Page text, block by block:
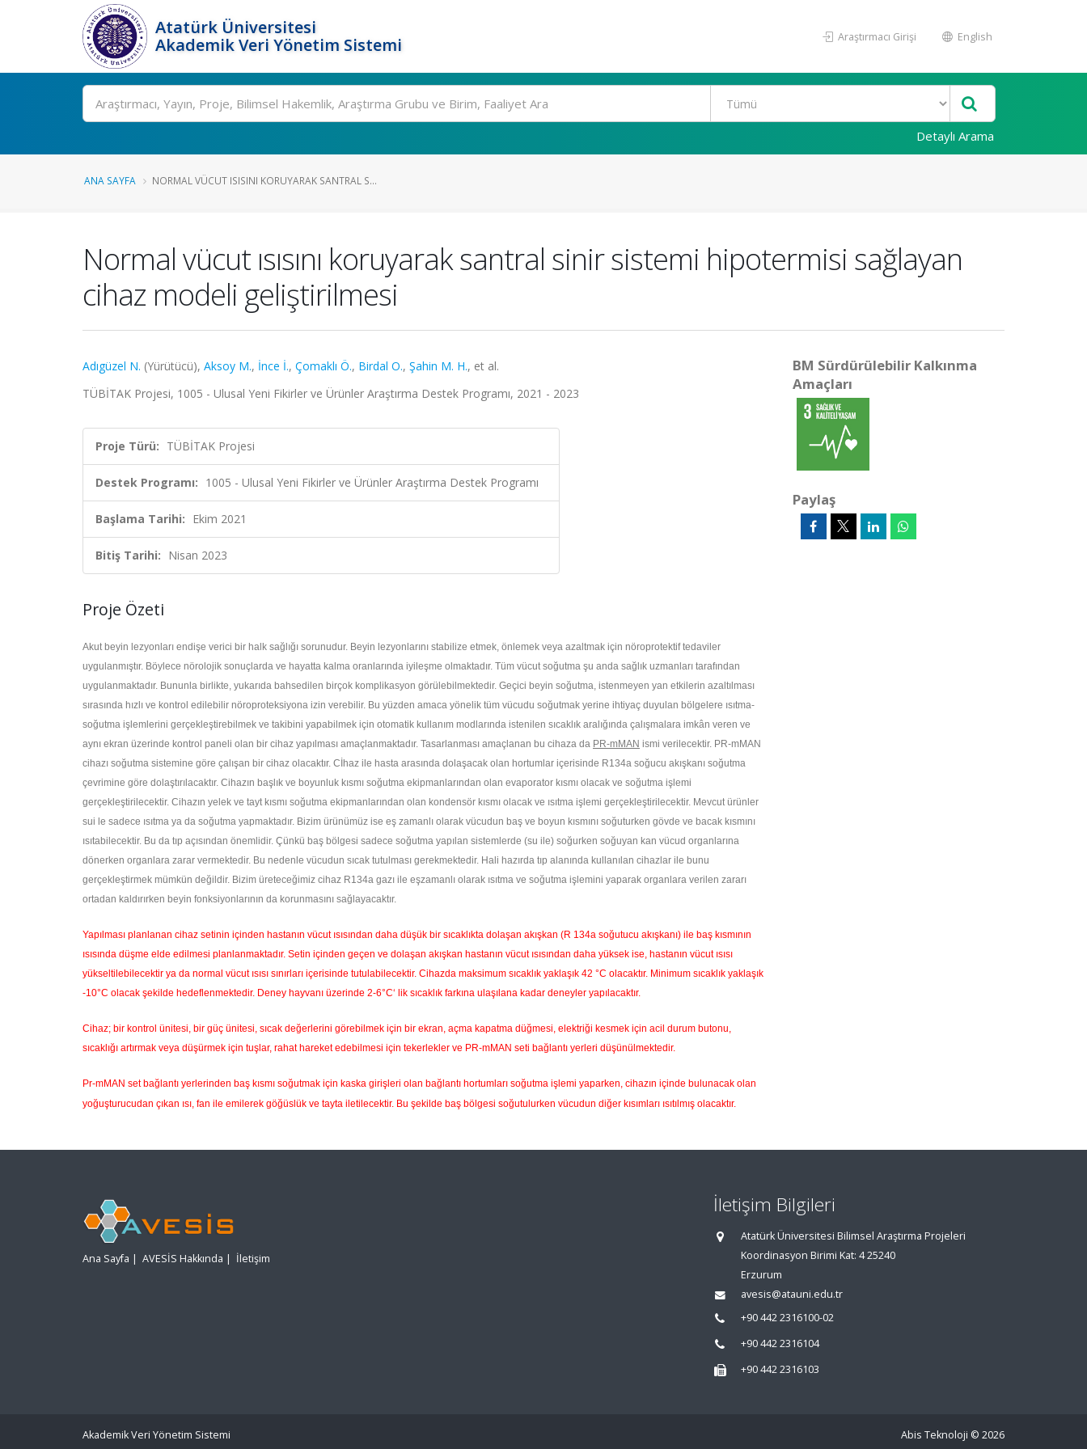
Atatürk Üniversitesi
Akademik Veri Yönetim Sistemi
Araştırmacı Girişi English
Ara
Detaylı Arama
ANA SAYFA NORMAL VÜCUT ISISINI KORUYARAK SANTRAL S...
Normal vücut ısısını koruyarak santral sinir sistemi hipotermisi sağlayan
cihaz modeli geliştirilmesi
Adıgüzel N. (Yürütücü), Aksoy M., İnce İ., Çomaklı Ö., Birdal O., Şahin M. H., et al.
TÜBİTAK Projesi, 1005 - Ulusal Yeni Fikirler ve Ürünler Araştırma Destek Programı, 2021 - 2023
Proje Türü: TÜBİTAK Projesi
Destek Programı: 1005 - Ulusal Yeni Fikirler ve Ürünler Araştırma Destek Programı
Başlama Tarihi: Ekim 2021
Bitiş Tarihi: Nisan 2023
Proje Özeti
Akut beyin lezyonları endişe verici bir halk sağlığı sorunudur. Beyin lezyonlarını stabilize etmek, önlemek veya azaltmak için nöroprotektif tedaviler
uygulanmıştır. Böylece nörolojik sonuçlarda ve hayatta kalma oranlarında iyileşme olmaktadır. Tüm vücut soğutma şu anda sağlık uzmanları tarafından
uygulanmaktadır. Bununla birlikte, yukarıda bahsedilen birçok komplikasyon görülebilmektedir. Geçici beyin soğutma, istenmeyen yan etkilerin azaltılması
sırasında hızlı ve kontrol edilebilir nöroproteksiyona izin verebilir. Bu yüzden amaca yönelik tüm vücudu soğutmak yerine ihtiyaç duyulan bölgelere ısıtma-
soğutma işlemlerini gerçekleştirebilmek ve takibini yapabilmek için otomatik kullanım modlarında istenilen sıcaklık aralığında çalışmalara imkân veren ve
aynı ekran üzerinde kontrol paneli olan bir cihaz yapılması amaçlanmaktadır. Tasarlanması amaçlanan bu cihaza da PR-mMAN ismi verilecektir. PR-mMAN
cihazı soğutma sistemine göre çalışan bir cihaz olacaktır. Cİhaz ile hasta arasında dolaşacak olan hortumlar içerisinde R134a soğucu akışkanı soğutma
çevrimine göre dolaştırılacaktır. Cihazın başlık ve boyunluk kısmı soğutma ekipmanlarından olan evaporator kısmı olacak ve soğutma işlemi
gerçekleştirilecektir. Cihazın yelek ve tayt kısmı soğutma ekipmanlarından olan kondensör kısmı olacak ve ısıtma işlemi gerçekleştirilecektir. Mevcut ürünler
sui le sadece ısıtma ya da soğutma yapmaktadır. Bizim ürünümüz ise eş zamanlı olarak vücudun baş ve boyun kısmını soğuturken gövde ve bacak kısmını
ısıtabilecektir. Bu da tıp açısından önemlidir. Çünkü baş bölgesi sadece soğutma yapılan sistemlerde (su ile) soğurken soğuyan kan vücud organlarına
dönerken organlara zarar vermektedir. Bu nedenle vücudun sıcak tutulması gerekmektedir. Hali hazırda tıp alanında kullanılan cihazlar ile bunu
gerçekleştirmek mümkün değildir. Bizim üreteceğimiz cihaz R134a gazı ile eşzamanlı olarak ısıtma ve soğutma işlemini yaparak organlara verilen zararı
ortadan kaldırırken beyin fonksiyonlarının da korunmasını sağlayacaktır.
Yapılması planlanan cihaz setinin içinden hastanın vücut ısısından daha düşük bir sıcaklıkta dolaşan akışkan (R 134a soğutucu akışkanı) ile baş kısmının
ısısında düşme elde edilmesi planlanmaktadır. Setin içinden geçen ve dolaşan akışkan hastanın vücut ısısından daha yüksek ise, hastanın vücut ısısı
yükseltilebilecektir ya da normal vücut ısısı sınırları içerisinde tutulabilecektir. Cihazda maksimum sıcaklık yaklaşık 42 °C olacaktır. Minimum sıcaklık yaklaşık
-10°C olacak şekilde hedeflenmektedir. Deney hayvanı üzerinde 2-6°C‘ lik sıcaklık farkına ulaşılana kadar deneyler yapılacaktır.
Cihaz; bir kontrol ünitesi, bir güç ünitesi, sıcak değerlerini görebilmek için bir ekran, açma kapatma düğmesi, elektriği kesmek için acil durum butonu,
sıcaklığı artırmak veya düşürmek için tuşlar, rahat hareket edebilmesi için tekerlekler ve PR-mMAN seti bağlantı yerleri düşünülmektedir.
Pr-mMAN set bağlantı yerlerinden baş kısmı soğutmak için kaska girişleri olan bağlantı hortumları soğutma işlemi yaparken, cihazın içinde bulunacak olan
yoğuşturucudan çıkan ısı, fan ile emilerek göğüslük ve tayta iletilecektir. Bu şekilde baş bölgesi soğutulurken vücudun diğer kısımları ısıtılmış olacaktır.
BM Sürdürülebilir Kalkınma
Amaçları
Paylaş
Ana Sayfa | AVESİS Hakkında | İletişim
İletişim Bilgileri
Atatürk Üniversitesi Bilimsel Araştırma Projeleri
Koordinasyon Birimi Kat: 4 25240
Erzurum
avesis@atauni.edu.tr
+90 442 2316100-02
+90 442 2316104
+90 442 2316103
Akademik Veri Yönetim Sistemi Abis Teknoloji © 2026